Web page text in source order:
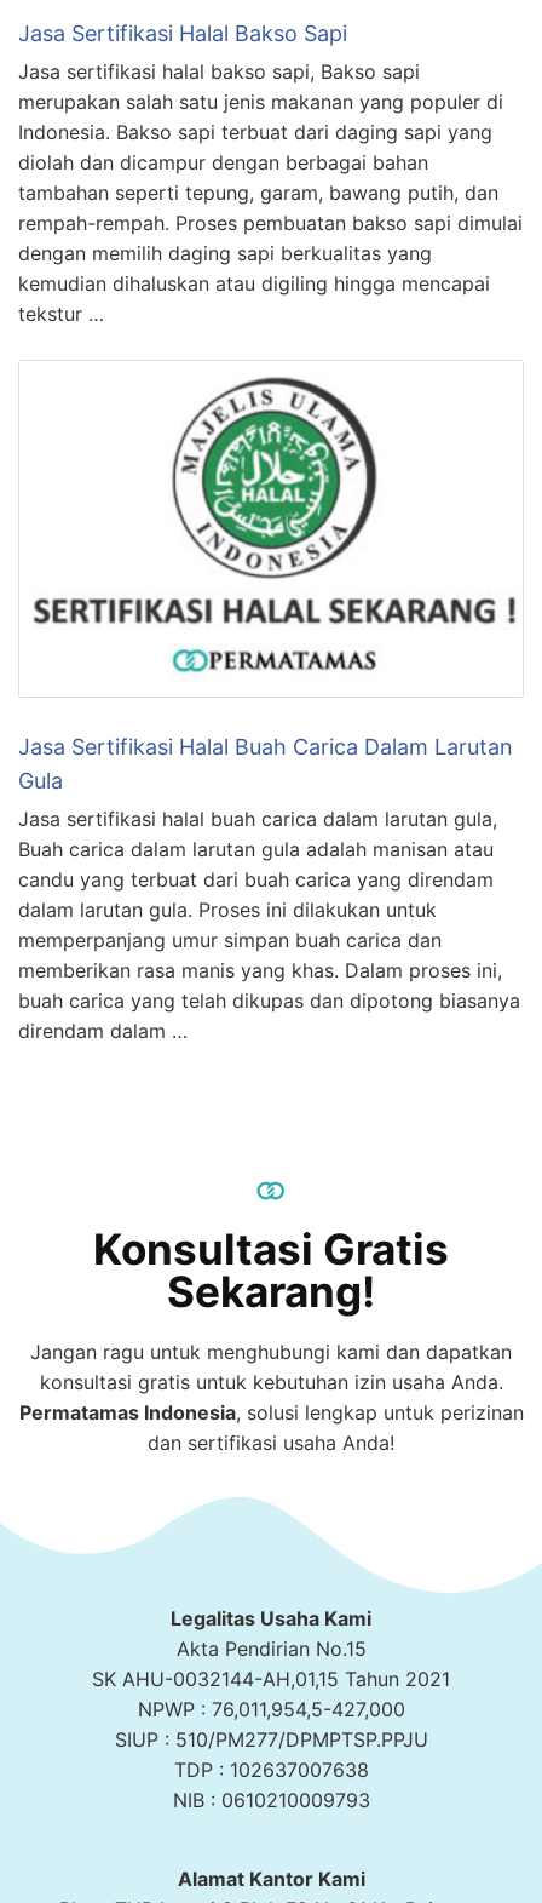
Jasa Sertifikasi Halal Bakso Sapi
Jasa sertifikasi halal bakso sapi, Bakso sapi
merupakan salah satu jenis makanan yang populer di
Indonesia. Bakso sapi terbuat dari daging sapi yang
diolah dan dicampur dengan berbagai bahan
tambahan seperti tepung, garam, bawang putih, dan
rempah-rempah. Proses pembuatan bakso sapi dimulai
dengan memilih daging sapi berkualitas yang
kemudian dihaluskan atau digiling hingga mencapai
tekstur …
Jasa Sertifikasi Halal Buah Carica Dalam Larutan
Gula
Jasa sertifikasi halal buah carica dalam larutan gula,
Buah carica dalam larutan gula adalah manisan atau
candu yang terbuat dari buah carica yang direndam
dalam larutan gula. Proses ini dilakukan untuk
memperpanjang umur simpan buah carica dan
memberikan rasa manis yang khas. Dalam proses ini,
buah carica yang telah dikupas dan dipotong biasanya
direndam dalam …
Konsultasi Gratis
Sekarang!
Jangan ragu untuk menghubungi kami dan dapatkan
konsultasi gratis untuk kebutuhan izin usaha Anda.
PermatamasIndonesia, solusi lengkap untuk perizinan
dan sertifikasi usaha Anda!
Legalitas Usaha Kami
Akta Pendirian No.15
SK AHU-0032144-AH,01,15 Tahun 2021
NPWP : 76,011,954,5-427,000
SIUP : 510/PM277/DPMPTSP.PPJU
TDP : 102637007638
NIB : 0610210009793
Alamat Kantor Kami